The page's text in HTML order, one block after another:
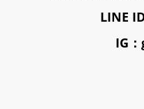
LINE
IG